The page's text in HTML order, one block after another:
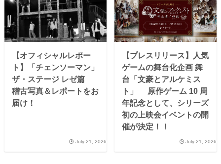
【オフィシャルレポー
ト】「チェンソーマン」
ザ・ステージ レゼ篇
稽古写真＆レポートをお
届け！
July 21, 2026
【プレスリリース】人気
ゲームの舞台化企画 舞
台「文豪とアルケミス
ト」 原作ゲーム 10 周
年記念として、シリーズ
初の上映会イベントの開
催が決定！！
July 21, 2026